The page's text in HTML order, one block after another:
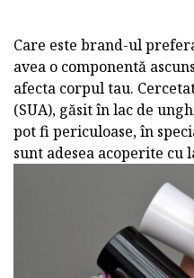
Care este brand-ul
avea o componentă
afecta corpul tau.
(SUA), găsit în lac de
pot fi periculoase, în
sunt adesea acoperite cu